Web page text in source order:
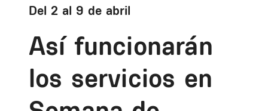
Del 2 al 9 de abril
Así funcionarán
los servicios en